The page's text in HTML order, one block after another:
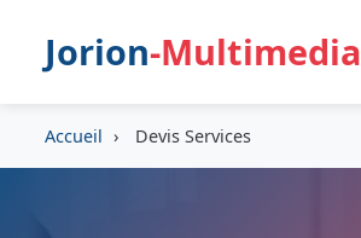
Jorion-Multimedia
Accueil › Devis Services